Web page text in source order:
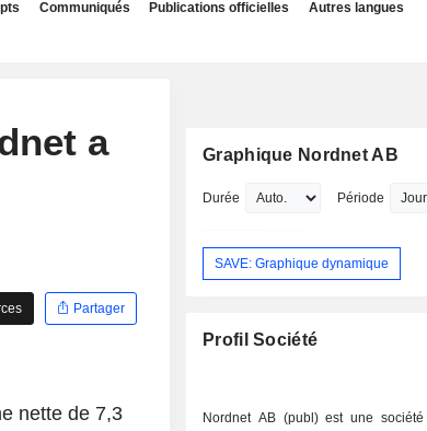
Communiqués Publications officielles Autres langues
a
Partager
nette de 7,3
Graphique Nordnet AB
Durée Période
SAVE: Graphique dynamique
Profil Société
Nordnet AB (publ) est une